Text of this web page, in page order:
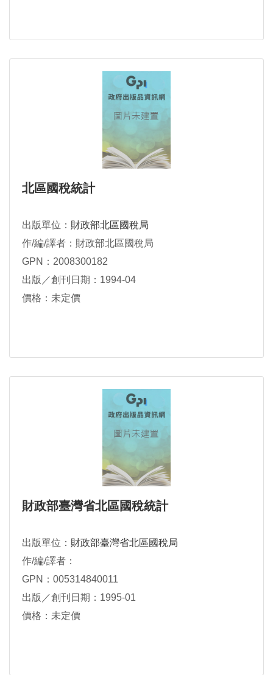
北區國稅統計
出版單位： 財政部北區國稅局
作/編/譯者：財政部北區國稅局
GPN：2008300182
出版／創刊日期：1994-04
價格：未定價
財政部臺灣省北區國稅統計
出版單位： 財政部臺灣省北區國稅局
作/編/譯者：
GPN：005314840011
出版／創刊日期：1995-01
價格：未定價